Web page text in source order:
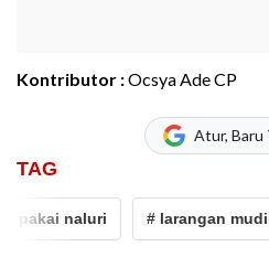
Kontributor :Ocsya Ade CP
Atur, Baru
TAG
naluri # larangan mudik